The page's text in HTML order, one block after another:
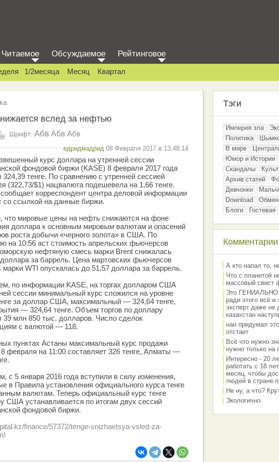
Читаемое Обсуждаемое Рейтинговое
1/2месяца Месяц Квартал
вслед за нефтью
Шрифт: Абв Абв Абв
едридмадрид 08 Февраля 2017 в 13:48:14
курс доллара на утренней сессии
фондовой биржи (KASE) 8 февраля 2017 года
324,39 тенге. По сравнению с утренней сессией
(322,73/$1) нацвалюта подешевела на 1,66 тенге.
корреспондент центра деловой информации
со ссылкой на данные биржи.
что мировые цены на нефть снижаются на фоне
доллара к основным мировым валютам и опасений
роста добычи «черного золота» в США. По
на 10:56 аст стоимость апрельских фьючерсов
нефтяную смесь марки Brent снижалась
за баррель. Цена мартовских фьючерсов
марки WTI опускалась до 51,57 доллара за баррель.
по информации KASE, на торгах долларом США
сессии минимальный курс сложился на уровне
за доллар США, максимальный — 324,64 тенге,
— 324,64 тенге. Объем торгов по доллару
39 млн 850 тыс. долларов. Число сделок
с валютой — 118.
пунктах Астаны максимальный курс продажи
февраля на 11:00 составляет 326 тенге, Алматы —
с 5 января 2016 года вступили в силу изменения,
в Правила установления официального курса тенге
валютам. Теперь официальный курс тенге
США устанавливается по итогам двух сессий
фондовой биржи.
finance/57372/tenge-snizhaetsya-vsled-za-
Тэги
Империя зла
Политика
В мире
Юмор и Истории
Скандалы
Архив статей
Девчонки
Download
Блоги
Гостевая
А кто напал то,
Что с планетой
массовый свист
Это ГЕНИАЛЬНО
ради этого всё
эксперт даже не
казахстан
нан придумал
отстает
Всё что нужно
нужно только на
Интересно - 20
работать с 18
месяц, чтобы
людей в стране
Не ну, а что?
Экологично